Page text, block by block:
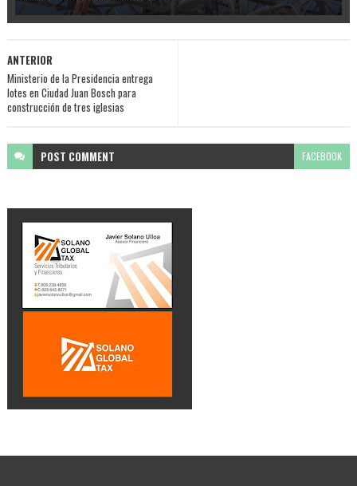
ANTERIOR
Ministerio de la Presidencia entrega
lotes en Ciudad Juan Bosch para
construcción de tres iglesias
POST COMMENT FACEBOOK